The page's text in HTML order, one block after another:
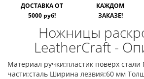
ДОСТАВКА ОТ
5000 руб!
КАЖДОМ
ЗАКАЗЕ!
Ножницы
LeatherCraft -
Материал ручки:пластик поверх
части:сталь Ширина лезвия:60 мм